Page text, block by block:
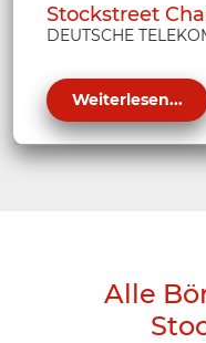
Stockstreet
DEUTSCHE
Weiterlesen...
Alle